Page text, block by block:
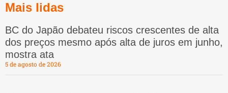
Mais lidas
BC do Japão debateu riscos crescentes de alta
dos preços mesmo após alta de juros em junho,
mostra ata
5 de agosto de 2026